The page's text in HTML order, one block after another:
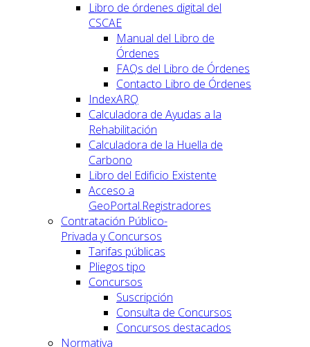
Libro de órdenes digital del
CSCAE
Manual del Libro de
Órdenes
FAQs del Libro de Órdenes
Contacto Libro de Órdenes
IndexARQ
Calculadora de Ayudas a la
Rehabilitación
Calculadora de la Huella de
Carbono
Libro del Edificio Existente
Acceso a
GeoPortal.Registradores
Contratación Público-
Privada y Concursos
Tarifas públicas
Pliegos tipo
Concursos
Suscripción
Consulta de Concursos
Concursos destacados
Normativa